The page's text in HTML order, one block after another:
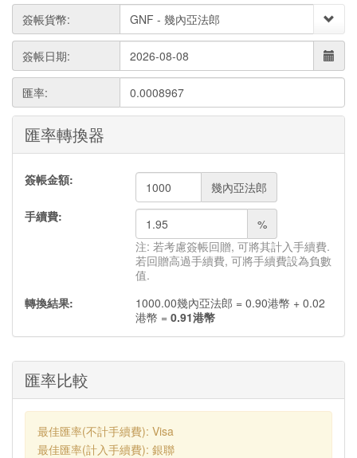
簽帳貨幣:
簽帳日期:
匯率: 0.0008967
匯率轉換器
簽帳金額:
幾內亞法郎
手續費:
%
注: 若考慮簽帳回贈, 可將其計入手續費.
若回贈高過手續費, 可將手續費設為負數
值.
轉換結果:
1000.00幾內亞法郎 = 0.90港幣 + 0.02
港幣 = 0.91港幣
匯率比較
最佳匯率(不計手續費): Visa
最佳匯率(計入手續費): 銀聯